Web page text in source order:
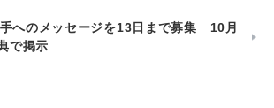
へのメッセージを13日まで募集 10月
で掲示